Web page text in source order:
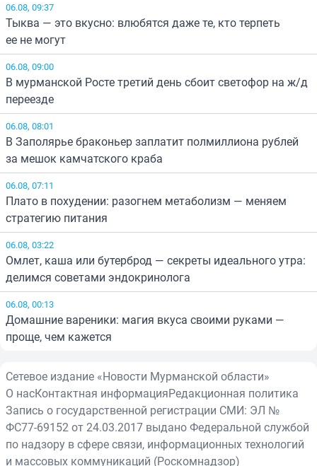
06.08, 09:37
Тыква — это вкусно: влюбятся даже те, кто терпеть
ее не могут
06.08, 09:00
В мурманской Росте третий день сбоит светофор на ж/д
переезде
06.08, 08:01
В Заполярье браконьер заплатит полмиллиона рублей
за мешок камчатского краба
06.08, 07:11
Плато в похудении: разогнем метаболизм — меняем
стратегию питания
06.08, 03:22
Омлет, каша или бутерброд — секреты идеального утра:
делимся советами эндокринолога
06.08, 00:13
Домашние вареники: магия вкуса своими руками —
проще, чем кажется
Сетевое издание «Новости Мурманской области»
О насКонтактная информацияРедакционная политика
Запись о государственной регистрации СМИ: ЭЛ №
ФС77-69152 от 24.03.2017 выдано Федеральной службой
по надзору в сфере связи, информационных технологий
и массовых коммуникаций (Роскомнадзор)